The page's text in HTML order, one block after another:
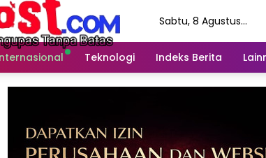
Sabtu, 8 Agustus
Teknologi Indeks Berita